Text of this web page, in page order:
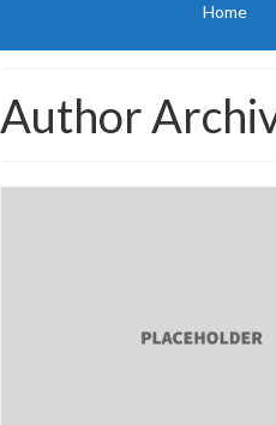
Home
Author